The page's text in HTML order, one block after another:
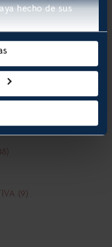
hecho de sus
puede transformar
(9)